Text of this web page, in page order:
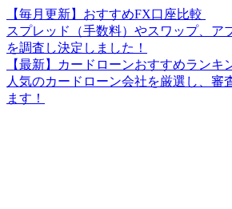
【毎月更新】おすすめFX口座比較
スプレッド（手数料）やスワップ、ア
を調査し決定しました！
【最新】カードローンおすすめランキ
人気のカードローン会社を厳選し、審
ます！